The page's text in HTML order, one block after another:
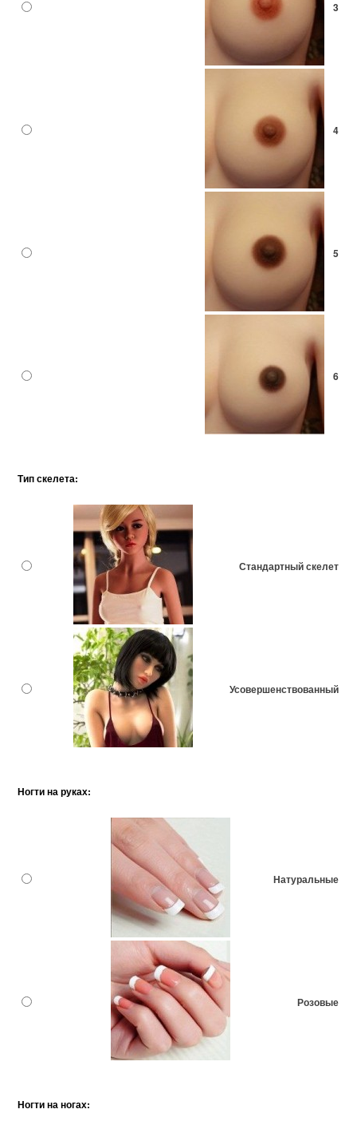
3
4
5
6
Тип скелета:
Стандартный скелет
Усовершенствованный
Ногти на руках:
Натуральные
Розовые
Ногти на ногах: